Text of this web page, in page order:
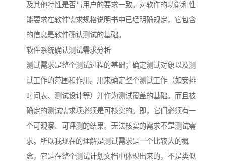
及其他特性是否与用户的要求一致。对软件的功能和性
能要求在软件需求规格说明书中已经明确规定，它包含
的信息是软件确认测试的基础。
软件系统确认测试需求分析
测试需求是整个测试过程的基础；确定测试对象以及测
试工作的范围和作用。用来确定整个测试工作（如安排
时间表、测试设计等）并作为测试覆盖的基础。而且被
确定的测试需求项必须是可核实的。即，它们必须有一
个可观察、可评测的结果。无法核实的需求不是测试需
求。所以我现在的理解是测试需求是一个比较大的概
念，它是在整个测试计划文档中体现出来的，不是类似